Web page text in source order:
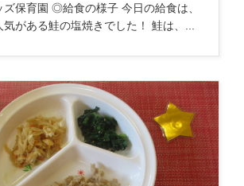
保育園 ◎給食の様子 今日の給食は、
がある鮭の塩焼きでした！ 鮭は、...